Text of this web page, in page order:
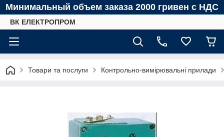
Минимальный объем заказа 2000 гривен с НДС
ВК ЕЛЕКТРОПРОМ
Товари та послуги Контрольно-вимірювальні прилади